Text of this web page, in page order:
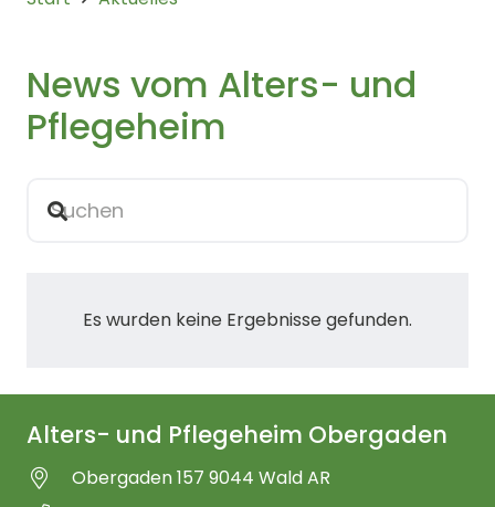
News vom Alters- und
Pflegeheim
Es wurden keine Ergebnisse gefunden.
Alters- und Pflegeheim Obergaden
Obergaden 157 9044 Wald AR